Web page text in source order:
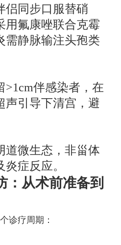
侣同步口服替硝
用氟康唑联合克霉
需静脉输注头孢类
>1cm伴感染者，在
声引导下清宫，避
道微生态，非甾体
症反应。
：从术前准备到
诊疗周期：